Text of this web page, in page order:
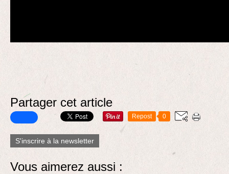
Partager cet article
Repost 0
S'inscrire à la newsletter
Vous aimerez aussi :